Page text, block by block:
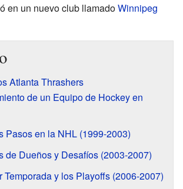
en un nuevo club llamadoWinnipeg
Atlanta Thrashers
de un Equipo de Hockey en
Pasos en la NHL (1999-2003)
de Dueños y Desafíos (2003-2007)
Temporada y los Playoffs (2006-2007)